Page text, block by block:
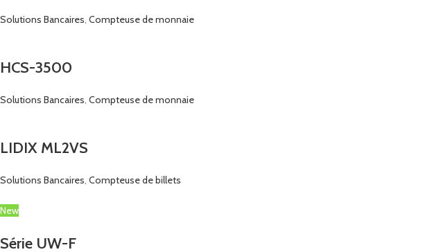
Solutions Bancaires Compteuse de monnaie
HCS-3500
Solutions Bancaires Compteuse de monnaie
LIDIX ML2VS
Solutions Bancaires Compteuse de billets
New
Série UW-F